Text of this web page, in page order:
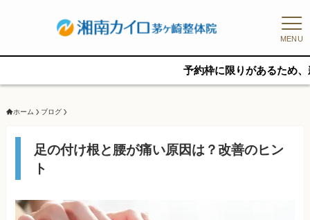
MENU
予約枠に限りがあるため、新規の予
ホーム ブログ
足の付け根と腰が痛い原因は？改善のヒン
ト